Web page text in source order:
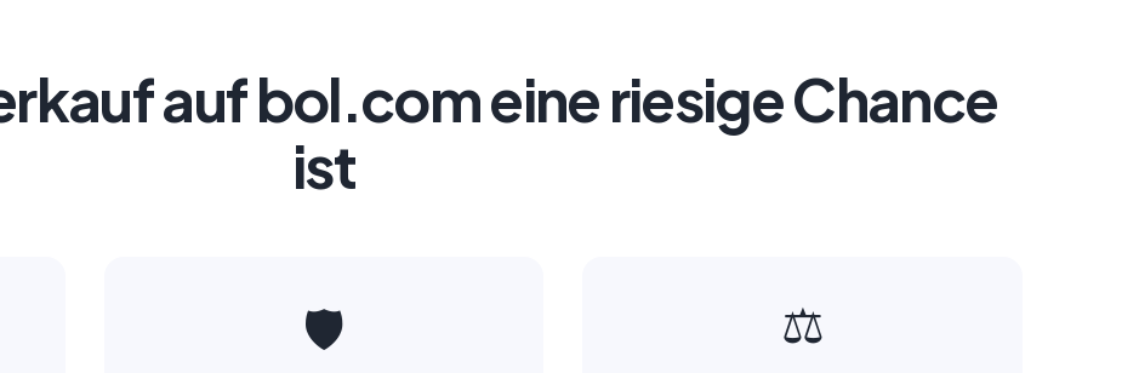
auf bol.com eine riesige Chance
ist
🛡️ ⚖️